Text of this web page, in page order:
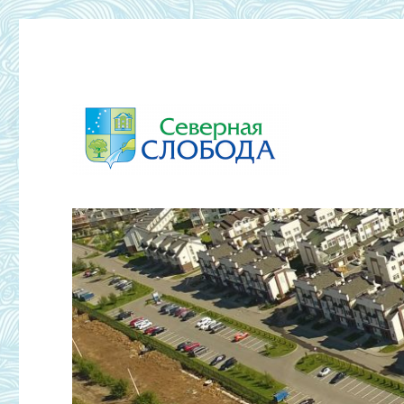
ТСЖ Северная Слобода 2